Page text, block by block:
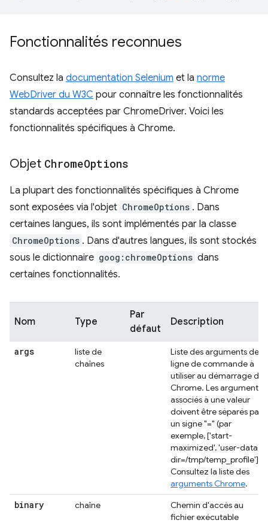
Fonctionnalités reconnues
Consultez la documentation Selenium et la norme
WebDriver du W3C pour connaître les fonctionnalités
standards acceptées par ChromeDriver. Voici les
fonctionnalités spécifiques à Chrome.
Objet ChromeOptions
La plupart des fonctionnalités spécifiques à Chrome
sont exposées via l'objet ChromeOptions . Dans
certaines langues, ils sont implémentés par la classe
ChromeOptions . Dans d'autres langues, ils sont stockés
sous le dictionnaire goog:chromeOptions dans
certaines fonctionnalités.
Nom Type
Par
défaut
Description
args
liste de
chaînes
Liste des arguments de
ligne de commande à
utiliser au démarrage de
Chrome. Les arguments
associés à une valeur
doivent être séparés par
un signe "=" (par
exemple, ['start-
maximized', 'user-data-
dir=/tmp/temp_profile']).
Consultez la liste des
arguments Chrome.
binary chaîne
Chemin d'accès au
fichier exécutable